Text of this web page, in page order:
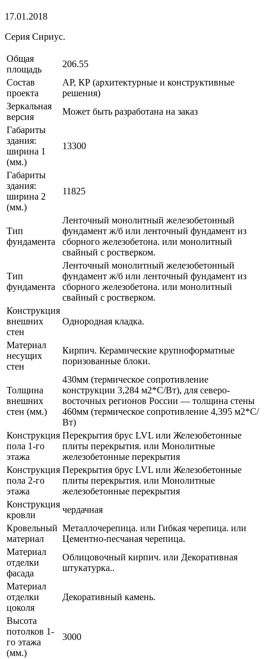
17.01.2018
Серия Сириус.
Общая
площадь
206.55
Состав
проекта
АР, КР (архитектурные и конструктивные
решения)
Зеркальная
версия
Может быть разработана на заказ
Габариты
здания:
ширина 1
(мм.)
13300
Габариты
здания:
ширина 2
(мм.)
11825
Тип
фундамента
Ленточный монолитный железобетонный
фундамент ж/б или ленточный фундамент из
сборного железобетона. или монолитный
свайный с ростверком.
Тип
фундамента
Ленточный монолитный железобетонный
фундамент ж/б или ленточный фундамент из
сборного железобетона. или монолитный
свайный с ростверком.
Конструкция
внешних
стен
Однородная кладка.
Материал
несущих
стен
Кирпич. Керамические крупноформатные
поризованные блоки.
Толщина
внешних
стен (мм.)
430мм (термическое сопротивление
конструкции 3,284 м2*С/Вт), для северо-
восточных регионов России — толщина стены
460мм (термическое сопротивление 4,395 м2*С/
Вт)
Конструкция
пола 1-го
этажа
Перекрытия брус LVL или Железобетонные
плиты перекрытия. или Монолитные
железобетонные перекрытия
Конструкция
пола 2-го
этажа
Перекрытия брус LVL или Железобетонные
плиты перекрытия. или Монолитные
железобетонные перекрытия
Конструкция
кровли
чердачная
Кровельный
материал
Металлочерепица. или Гибкая черепица. или
Цементно-песчаная черепица.
Материал
отделки
фасада
Облицовочный кирпич. или Декоративная
штукатурка..
Материал
отделки
цоколя
Декоративный камень.
Высота
потолков 1-
го этажа
(мм.)
3000